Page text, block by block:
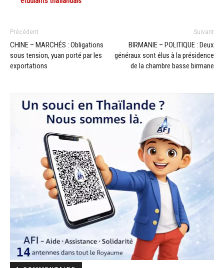
Précédent
CHINE – MARCHÉS : Obligations
sous tension, yuan porté par les
exportations
Suivant
BIRMANIE – POLITIQUE : Deux
généraux sont élus à la présidence
de la chambre basse birmane